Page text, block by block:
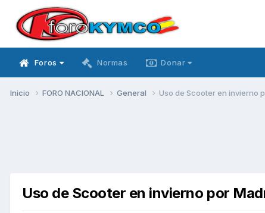
Foros Normas Donar
Inicio FORO NACIONAL General Uso de Scooter en invierno
Uso de Scooter en invierno por